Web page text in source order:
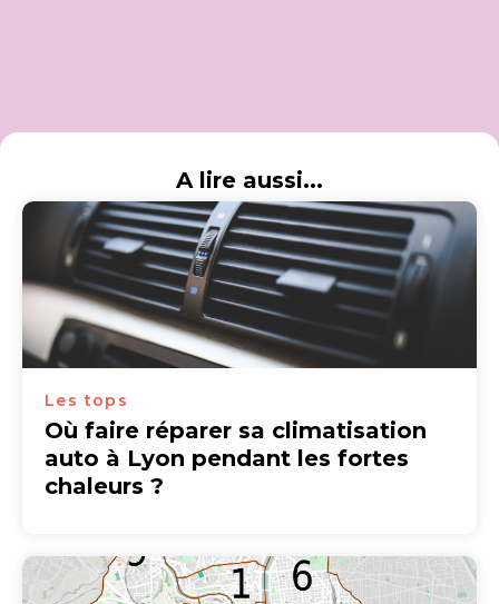
A lire aussi...
Les tops
Où faire réparer sa climatisation
auto à Lyon pendant les fortes
chaleurs ?